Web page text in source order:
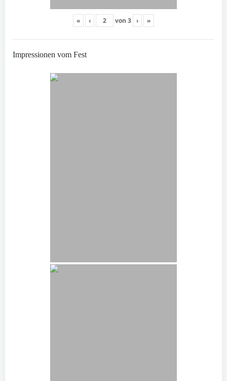
« ‹ von 3 › »
Impressionen vom Fest